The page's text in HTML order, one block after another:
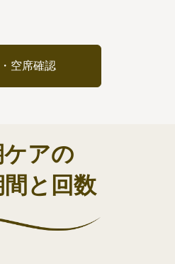
空席確認
ケアの
と回数